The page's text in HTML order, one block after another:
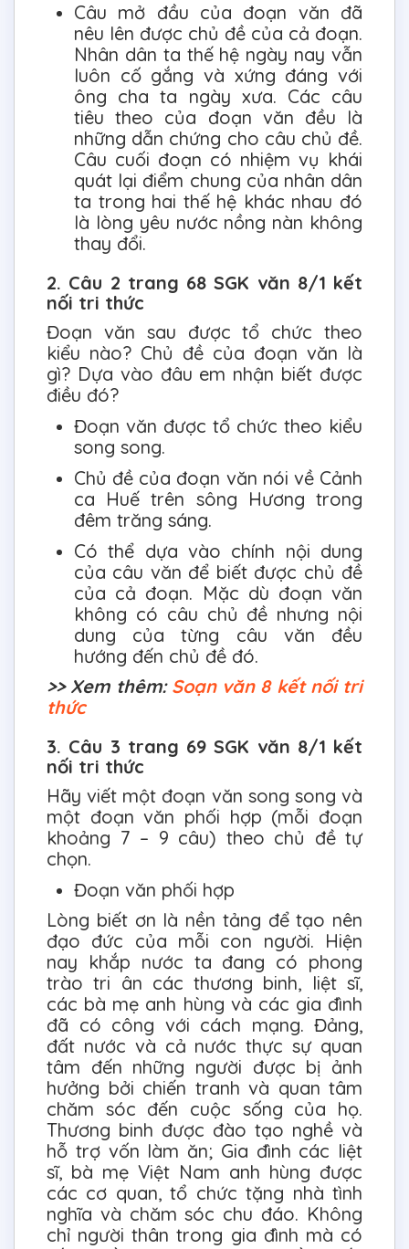
Câu mở đầu của đoạn văn đã
nêu lên được chủ đề của cả đoạn.
Nhân dân ta thế hệ ngày nay vẫn
luôn cố gắng và xứng đáng với
ông cha ta ngày xưa. Các câu
tiêu theo của đoạn văn đều là
những dẫn chứng cho câu chủ đề.
Câu cuối đoạn có nhiệm vụ khái
quát lại điểm chung của nhân dân
ta trong hai thế hệ khác nhau đó
là lòng yêu nước nồng nàn không
thay đổi.
2. Câu 2 trang 68 SGK văn 8/1 kết
nối tri thức
Đoạn văn sau được tổ chức theo
kiểu nào? Chủ đề của đoạn văn là
gì? Dựa vào đâu em nhận biết được
điều đó?
Đoạn văn được tổ chức theo kiểu
song song.
Chủ đề của đoạn văn nói về Cảnh
ca Huế trên sông Hương trong
đêm trăng sáng.
Có thể dựa vào chính nội dung
của câu văn để biết được chủ đề
của cả đoạn. Mặc dù đoạn văn
không có câu chủ đề nhưng nội
dung của từng câu văn đều
hướng đến chủ đề đó.
>> Xem thêm: Soạn văn 8 kết nối tri
thức
3. Câu 3 trang 69 SGK văn 8/1 kết
nối tri thức
Hãy viết một đoạn văn song song và
một đoạn văn phối hợp (mỗi đoạn
khoảng 7 – 9 câu) theo chủ đề tự
chọn.
Đoạn văn phối hợp
Lòng biết ơn là nền tảng để tạo nên
đạo đức của mỗi con người. Hiện
nay khắp nước ta đang có phong
trào tri ân các thương binh, liệt sĩ,
các bà mẹ anh hùng và các gia đình
đã có công với cách mạng. Đảng,
đất nước và cả nước thực sự quan
tâm đến những người được bị ảnh
hưởng bởi chiến tranh và quan tâm
chăm sóc đến cuộc sống của họ.
Thương binh được đào tạo nghề và
hỗ trợ vốn làm ăn; Gia đình các liệt
sĩ, bà mẹ Việt Nam anh hùng được
các cơ quan, tổ chức tặng nhà tình
nghĩa và chăm sóc chu đáo. Không
chỉ người thân trong gia đình mà có